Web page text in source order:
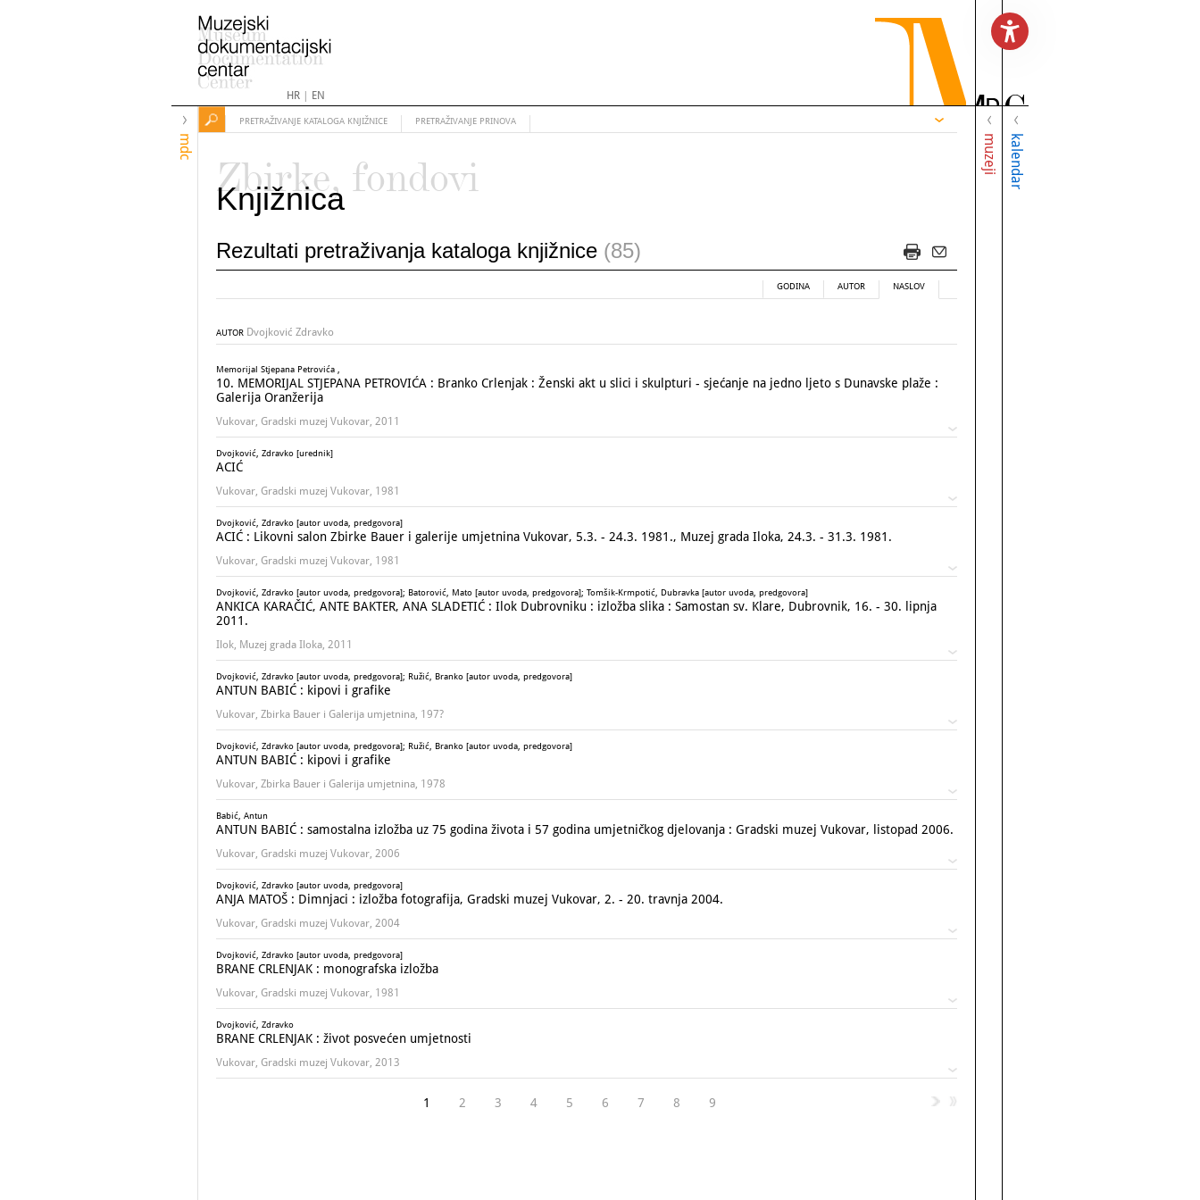
HR| EN
mdc muzeji kalendar
PRETRAŽIVANJE KATALOGA KNJIŽNICE PRETRAŽIVANJE PRINOVA
Zbirke, fondovi
Knjižnica
Rezultati pretraživanja kataloga knjižnice (85)
GODINA AUTOR NASLOV
AUTOR Dvojković Zdravko
Memorijal Stjepana Petrovića ,
10. MEMORIJAL STJEPANA PETROVIĆA : Branko Crlenjak : Ženski akt u slici i skulpturi - sjećanje na jedno ljeto s Dunavske plaže :
Galerija Oranžerija
Vukovar, Gradski muzej Vukovar, 2011
Dvojković, Zdravko [urednik]
ACIĆ
Vukovar, Gradski muzej Vukovar, 1981
Dvojković, Zdravko [autor uvoda, predgovora]
ACIĆ : Likovni salon Zbirke Bauer i galerije umjetnina Vukovar, 5.3. - 24.3. 1981., Muzej grada Iloka, 24.3. - 31.3. 1981.
Vukovar, Gradski muzej Vukovar, 1981
Dvojković, Zdravko [autor uvoda, predgovora]; Batorović, Mato [autor uvoda, predgovora]; Tomšik-Krmpotić, Dubravka [autor uvoda, predgovora]
ANKICA KARAČIĆ, ANTE BAKTER, ANA SLADETIĆ : Ilok Dubrovniku : izložba slika : Samostan sv. Klare, Dubrovnik, 16. - 30. lipnja
2011.
Ilok, Muzej grada Iloka, 2011
Dvojković, Zdravko [autor uvoda, predgovora]; Ružić, Branko [autor uvoda, predgovora]
ANTUN BABIĆ : kipovi i grafike
Vukovar, Zbirka Bauer i Galerija umjetnina, 197?
Dvojković, Zdravko [autor uvoda, predgovora]; Ružić, Branko [autor uvoda, predgovora]
ANTUN BABIĆ : kipovi i grafike
Vukovar, Zbirka Bauer i Galerija umjetnina, 1978
Babić, Antun
ANTUN BABIĆ : samostalna izložba uz 75 godina života i 57 godina umjetničkog djelovanja : Gradski muzej Vukovar, listopad 2006.
Vukovar, Gradski muzej Vukovar, 2006
Dvojković, Zdravko [autor uvoda, predgovora]
ANJA MATOŠ : Dimnjaci : izložba fotografija, Gradski muzej Vukovar, 2. - 20. travnja 2004.
Vukovar, Gradski muzej Vukovar, 2004
Dvojković, Zdravko [autor uvoda, predgovora]
BRANE CRLENJAK : monografska izložba
Vukovar, Gradski muzej Vukovar, 1981
Dvojković, Zdravko
BRANE CRLENJAK : život posvećen umjetnosti
Vukovar, Gradski muzej Vukovar, 2013
1 2 3 4 5 6 7 8 9